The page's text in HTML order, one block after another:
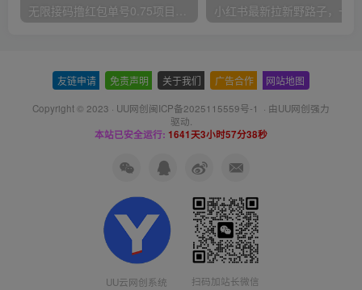
无限接码撸红包单号0.75项目无偿分享给你【揭秘】
友链申请 免责声明 关于我们 广告合作 网站地图
Copyright © 2023 · UU网创闽ICP备2025115559号-1 · 由UU网创强力
驱动.
本站已安全运行: 1641天3小时57分39秒
UU云网创系统 扫码加站长微信